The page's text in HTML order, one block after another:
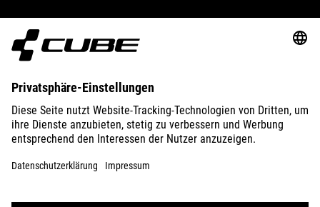
ABOUT US